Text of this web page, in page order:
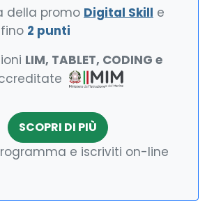
della promo Digital Skill e
2 punti
LIM, TABLET, CODING e
SCOPRI DI PIÙ
e iscriviti on-line